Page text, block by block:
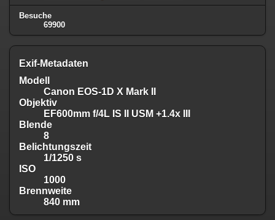
Besuche
69900
Exif-Metadaten
Modell
Canon EOS-1D X Mark II
Objektiv
EF600mm f/4L IS II USM +1.4x III
Blende
8
Belichtungszeit
1/1250 s
ISO
1000
Brennweite
840 mm